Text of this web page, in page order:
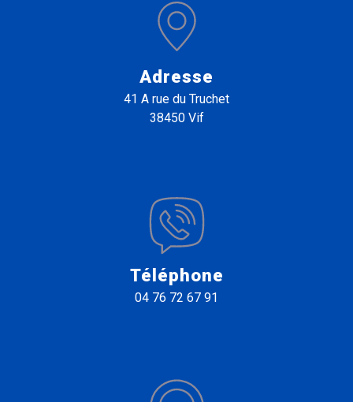
Adresse
41 A rue du Truchet
38450 Vif
Téléphone
04 76 72 67 91